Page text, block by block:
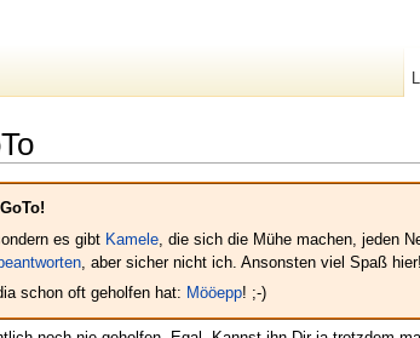
es gibt Kamele , die sich die Mühe machen, jeden
, aber sicher nicht ich. Ansonsten viel Spaß hier!
schon oft geholfen hat: Mööepp! ;-)